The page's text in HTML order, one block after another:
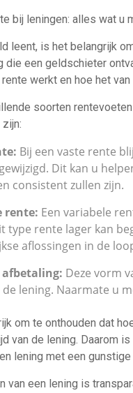
bij leningen: alles wat u
leent, is het belangrijk
die een geldschieter
werkt en hoe het
soorten
Bij een vaste rente
Dit kan u
consistent zullen zijn.
rente: Een variabele
type rente lager kan
aflossingen in de
afbetaling: Deze vorm
de lening. Naarmate u
om te onthouden dat
van de lening. Daarom
lening met een
van een lening is